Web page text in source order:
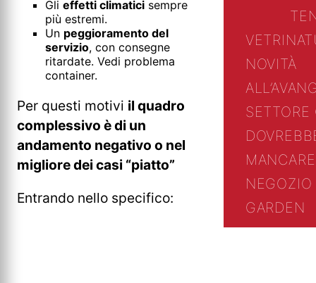
Gli effetti climatici sempre
più estremi.
Un peggioramento del
servizio, con consegne
ritardate. Vedi problema
container.
Per questi motivi il quadro
complessivo è di un
andamento negativo o nel
migliore dei casi “piatto”
Entrando nello specifico:
VETRINA
NOVITÀ
GARDEN